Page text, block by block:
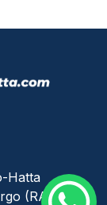
Hatta
(RA